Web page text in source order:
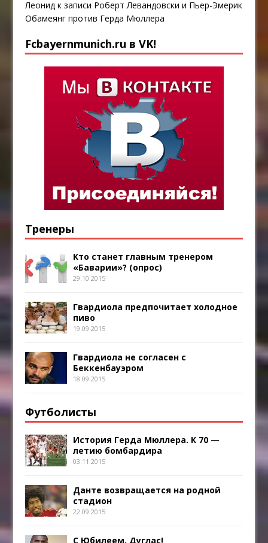
Леонид к записи Роберт Левандовски и Пьер-Эмерик
Обамеянг против Герда Мюллера
Fcbayernmunich.ru в VK!
Тренеры
Кто станет главным тренером
«Баварии»? (опрос)
29.10.2015
Гвардиола предпочитает холодное
пиво
19.09.2015
Гвардиола не согласен с
Беккенбауэром
18.09.2015
Футболисты
История Герда Мюллера. К 70 —
летию бомбардира
03.11.2015
Данте возвращается на родной
стадион
22.09.2015
С Юбилеем, Дуглас!